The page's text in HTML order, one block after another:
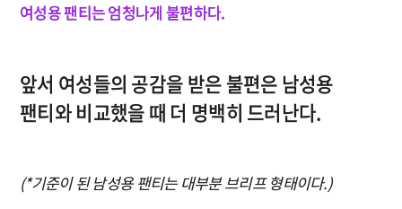
여성용 팬티는 엄청나게 불편하다.
앞서 여성들의 공감을 받은 불편은 남성용
팬티와 비교했을 때 더 명백히 드러난다.
(*기준이 된 남성용 팬티는 대부분 브리프 형태이다.)